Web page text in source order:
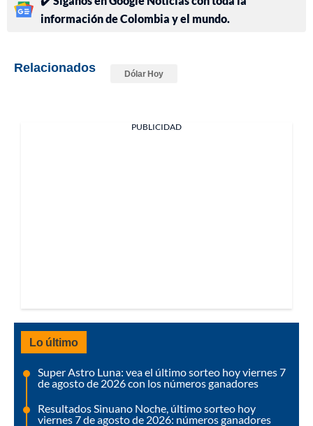
información de Colombia y el mundo.
Relacionados Dólar Hoy
PUBLICIDAD
Lo último
Super Astro Luna: vea el último sorteo hoy viernes 7
de agosto de 2026 con los números ganadores
Resultados Sinuano Noche, último sorteo hoy
viernes 7 de agosto de 2026: números ganadores